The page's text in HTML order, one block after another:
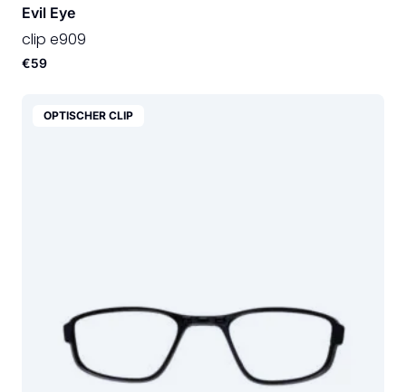
Evil Eye
clip e909
€59
OPTISCHER CLIP